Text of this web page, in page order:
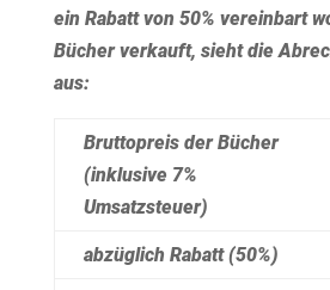
ein Rabatt von 50% vereinbart
Bücher verkauft, sieht die
aus:
Bruttopreis der Bücher
(inklusive 7%
Umsatzsteuer)
abzüglich Rabatt (50%)